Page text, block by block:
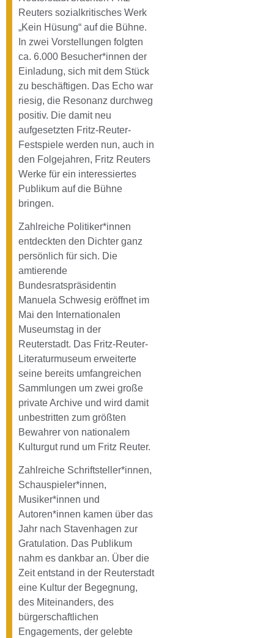
Reuters sozialkritisches Werk
„Kein Hüsung“ auf die Bühne.
In zwei Vorstellungen folgten
ca. 6.000 Besucher*innen der
Einladung, sich mit dem Stück
zu beschäftigen. Das Echo war
riesig, die Resonanz durchweg
positiv. Die damit neu
aufgesetzten Fritz-Reuter-
Festspiele werden nun, auch in
den Folgejahren, Fritz Reuters
Werke für ein interessiertes
Publikum auf die Bühne
bringen.
Zahlreiche Politiker*innen
entdeckten den Dichter ganz
persönlich für sich. Die
amtierende
Bundesratspräsidentin
Manuela Schwesig eröffnet im
Mai den Internationalen
Museumstag in der
Reuterstadt. Das Fritz-Reuter-
Literaturmuseum erweiterte
seine bereits umfangreichen
Sammlungen um zwei große
private Archive und wird damit
unbestritten zum größten
Bewahrer von nationalem
Kulturgut rund um Fritz Reuter.
Zahlreiche Schriftsteller*innen,
Schauspieler*innen,
Musiker*innen und
Autoren*innen kamen über das
Jahr nach Stavenhagen zur
Gratulation. Das Publikum
nahm es dankbar an. Über die
Zeit entstand in der Reuterstadt
eine Kultur der Begegnung,
des Miteinanders, des
bürgerschaftlichen
Engagements, der gelebte